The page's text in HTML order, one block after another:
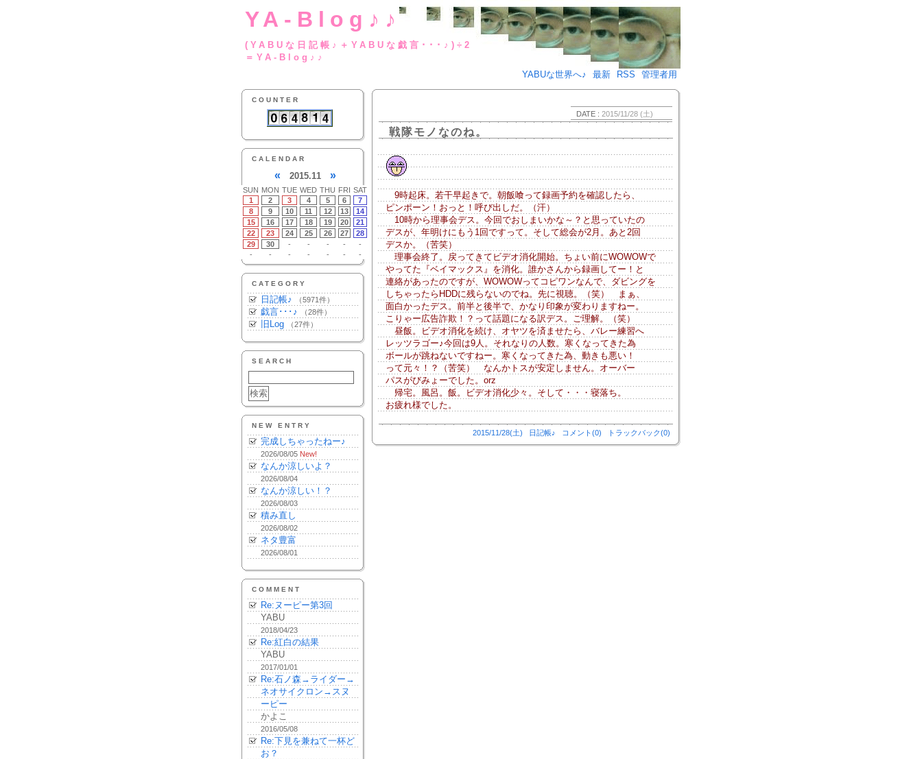
YA-Blog♪♪
(YABUな日記帳♪＋YABUな戯言･･･♪)÷2
＝YA-Blog♪♪
YABUな世界へ♪
最新 RSS 管理者用
COUNTER
CALENDAR
« 2015.11 »
SUN MON TUE WED THU FRI SAT
1
2 3 4 5 6
7
8
9 10 11 12 13
14
15
16 17 18 19 20
21
22
23 24 25 26 27
28
29
30 - - - -
-
-
- - - - - -
CATEGORY
日記帳♪ （5971件）
戯言･･･♪ （28件）
旧Log （27件）
SEARCH
NEW ENTRY
完成しちゃったねー♪
2026/08/05 New!
なんか涼しいよ？
2026/08/04
なんか涼しい！？
2026/08/03
積み直し
2026/08/02
ネタ豊富
2026/08/01
COMMENT
Re:ヌーピー第3回
YABU
2018/04/23
Re:紅白の結果
YABU
2017/01/01
Re:石ノ森→ライダー→
ネオサイクロン→スヌ
ーピー
かよこ
2016/05/08
Re:下見を兼ねて一杯ど
お？
DATE : 2015/11/28 (土)
戦隊モノなのね。
9時起床。若干早起きで。朝飯喰って録画予約を確認したら、
ピンポーン！おっと！呼び出しだ。（汗）
10時から理事会デス。今回でおしまいかな～？と思っていたの
デスが、年明けにもう1回ですって。そして総会が2月。あと2回
デスか。（苦笑）
理事会終了。戻ってきてビデオ消化開始。ちょい前にWOWOWで
やってた『ベイマックス』を消化。誰かさんから録画してー！と
連絡があったのですが、WOWOWってコピワンなんで、ダビングを
しちゃったらHDDに残らないのでね。先に視聴。（笑） まぁ、
面白かったデス。前半と後半で、かなり印象が変わりますねー。
こりゃー広告詐欺！？って話題になる訳デス。ご理解。（笑）
昼飯。ビデオ消化を続け、オヤツを済ませたら、バレー練習へ
レッツラゴー♪今回は9人。それなりの人数。寒くなってきた為
ボールが跳ねないですねー。寒くなってきた為、動きも悪い！
って元々！？（苦笑） なんかトスが安定しません。オーバー
パスがびみょーでした。orz
帰宅。風呂。飯。ビデオ消化少々。そして・・・寝落ち。
お疲れ様でした。
2015/11/28(土) 日記帳♪ コメント(0) トラックバック(0)